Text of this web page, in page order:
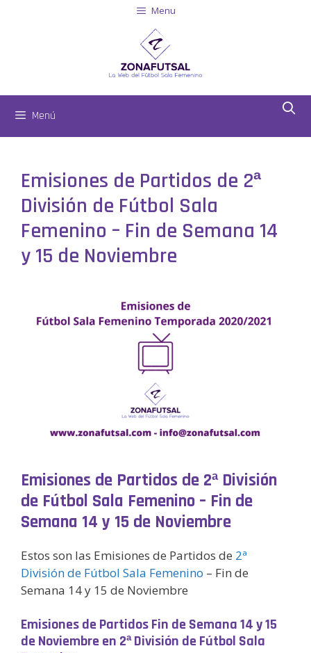
Menu
Menú
Emisiones de Partidos de 2ª
División de Fútbol Sala
Femenino – Fin de Semana 14
y 15 de Noviembre
Emisiones de Partidos de 2ª División
de Fútbol Sala Femenino – Fin de
Semana 14 y 15 de Noviembre
Estos son las Emisiones de Partidos de 2ª
División de Fútbol Sala Femenino – Fin de
Semana 14 y 15 de Noviembre
Emisiones de Partidos Fin de Semana 14 y 15
de Noviembre en 2ª División de Fútbol Sala